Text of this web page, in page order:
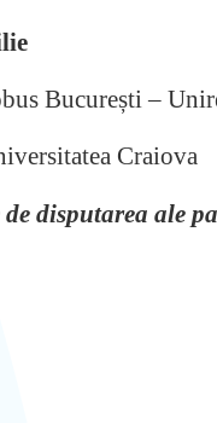
București –
Craiova
de disputarea ale